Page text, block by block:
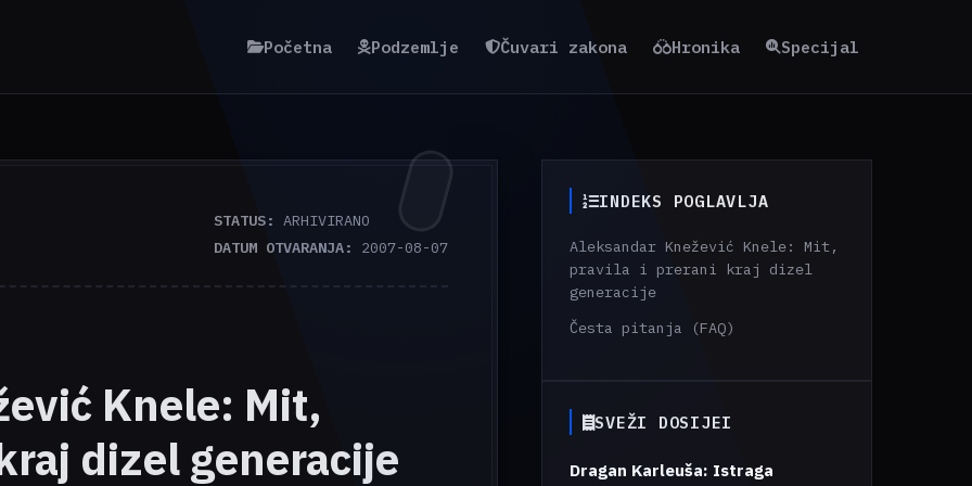
Početna Podzemlje Čuvari zakona Hronika Specijal
STATUS: ARHIVIRANO
DATUM OTVARANJA: 2007-08-07
Knele: Mit,
dizel generacije
INDEKS POGLAVLJA
Aleksandar Knežević Knele: Mit,
pravila i prerani kraj dizel
generacije
Česta pitanja (FAQ)
SVEŽI DOSIJEI
Dragan Karleuša: Istraga